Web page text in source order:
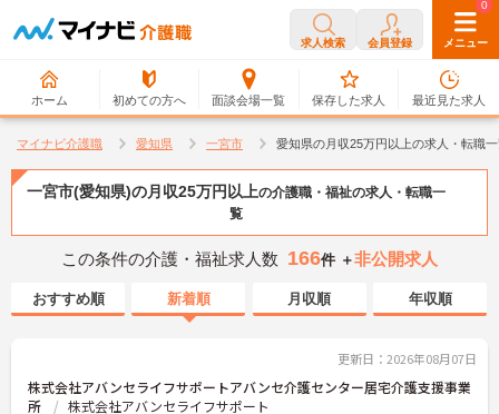
求人検索 会員登録 メニュー
ホーム 初めての方へ 面談会場一覧
0
保存した求人
0
最近見た求人
マイナビ介護職 愛知県 一宮市 愛知県の月収25万円以上の求人・転職
一宮市(愛知県)の月収25万円以上の介護職・福祉の求人・転職一
覧
この条件の介護・福祉求人数 166件 ＋非公開求人
おすすめ順 新着順 月収順 年収順
更新日：2026年08月07日
株式会社アバンセライフサポートアバンセ介護センター居宅介護支援事業
所
株式会社アバンセライフサポート